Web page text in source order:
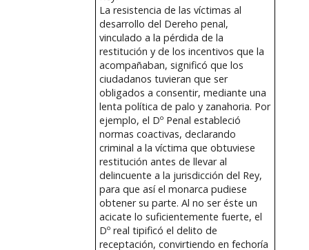
La resistencia de las víctimas al
desarrollo del Dereho penal,
vinculado a la pérdida de la
restitución y de los incentivos que la
acompañaban, significó que los
ciudadanos tuvieran que ser
obligados a consentir, mediante una
lenta política de palo y zanahoria. Por
ejemplo, el Dº Penal estableció
normas coactivas, declarando
criminal a la víctima que obtuviese
restitución antes de llevar al
delincuente a la jurisdicción del Rey,
para que así el monarca pudiese
obtener su parte. Al no ser éste un
acicate lo suficientemente fuerte, el
Dº real tipificó el delito de
receptación, convirtiendo en fechoría